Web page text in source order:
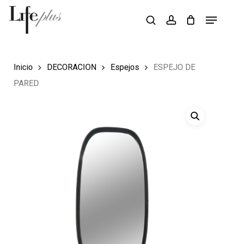
Skip
Búsqueda
productos
searchaccount
Inicio DECORACION Espejos
ESPEJO DE
PARED